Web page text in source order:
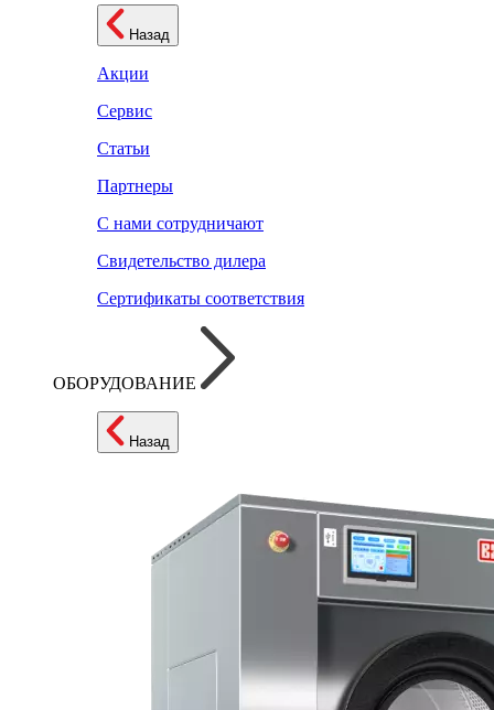
Назад
Акции
Сервис
Статьи
Партнеры
С нами сотрудничают
Свидетельство дилера
Сертификаты соответствия
ОБОРУДОВАНИЕ
Назад